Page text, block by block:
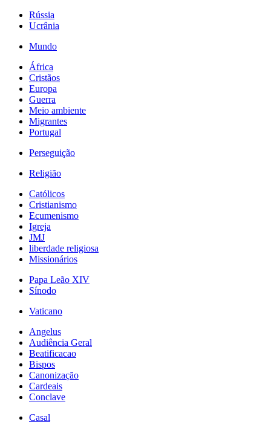
Rússia
Ucrânia
Mundo
África
Cristãos
Europa
Guerra
Meio ambiente
Migrantes
Portugal
Perseguição
Religião
Católicos
Cristianismo
Ecumenismo
Igreja
JMJ
liberdade religiosa
Missionários
Papa Leão XIV
Sínodo
Vaticano
Angelus
Audiência Geral
Beatificacao
Bispos
Canonização
Cardeais
Conclave
Casal